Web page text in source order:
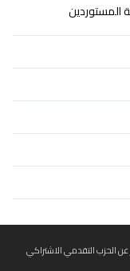
المستوردين
الحزب التقدمي الاشتراكي